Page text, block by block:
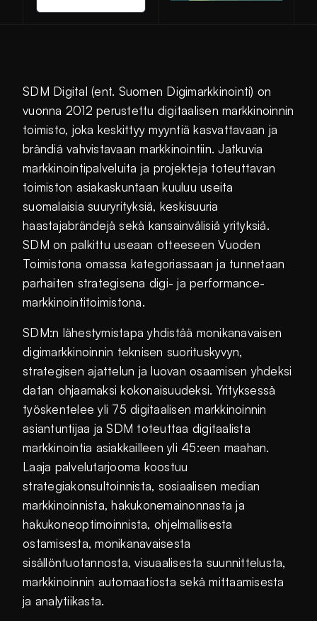
SDM Digital (ent. Suomen Digimarkkinointi) on
vuonna 2012 perustettu digitaalisen markkinoinnin
toimisto, joka keskittyy myyntiä kasvattavaan ja
brändiä vahvistavaan markkinointiin. Jatkuvia
markkinointipalveluita ja projekteja toteuttavan
toimiston asiakaskuntaan kuuluu useita
suomalaisia suuryrityksiä, keskisuuria
haastajabrändejä sekä kansainvälisiä yrityksiä.
SDM on palkittu useaan otteeseen Vuoden
Toimistona omassa kategoriassaan ja tunnetaan
parhaiten strategisena digi- ja performance-
markkinointitoimistona.
SDM:n lähestymistapa yhdistää monikanavaisen
digimarkkinoinnin teknisen suorituskyvyn,
strategisen ajattelun ja luovan osaamisen yhdeksi
datan ohjaamaksi kokonaisuudeksi. Yrityksessä
työskentelee yli 75 digitaalisen markkinoinnin
asiantuntijaa ja SDM toteuttaa digitaalista
markkinointia asiakkailleen yli 45:een maahan.
Laaja palvelutarjooma koostuu
strategiakonsultoinnista, sosiaalisen median
markkinoinnista, hakukonemainonnasta ja
hakukoneoptimoinnista, ohjelmallisesta
ostamisesta, monikanavaisesta
sisällöntuotannosta, visuaalisesta suunnittelusta,
markkinoinnin automaatiosta sekä mittaamisesta
ja analytiikasta.